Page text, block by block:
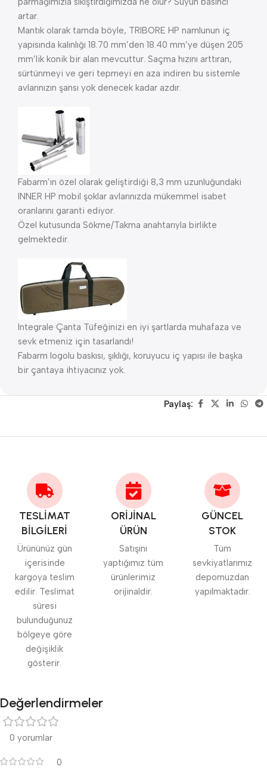
artar.
Mantık olarak tamda böyle, TRIBORE HP namlunun iç
yapısında kalınlığı 18.70 mm’den 18.40 mm’ye düşen 205
mm’lik konik bir alan mevcuttur. Saçma hızını arttıran,
sürtünmeyi ve geri tepmeyi en aza indiren bu sistemle
avlarınızın şansı yok denecek kadar azdır.
Fabarm’ın özel olarak geliştirdiği 8,3 mm uzunluğundaki
INNER HP mobil şoklar avlarınızda mükemmel isabet
oranlarını garanti ediyor.
Özel kutusunda Sökme/Takma anahtarıyla birlikte
gelmektedir.
Integrale Çanta Tüfeğinizi en iyi şartlarda muhafaza ve
sevk etmeniz için tasarlandı!
Fabarm logolu baskısı, şıklığı, koruyucu iç yapısı ile başka
bir çantaya ihtiyacınız yok.
Paylaş:
TESLİMAT
BİLGİLERİ
Ürününüz gün
içerisinde
kargoya teslim
edilir. Teslimat
süresi
bulunduğunuz
bölgeye göre
değişiklik
gösterir.
ORİJİNAL
ÜRÜN
Satışını
yaptığımız tüm
ürünlerimiz
orijinaldir.
GÜNCEL
STOK
Tüm
sevkiyatlarımız
depomuzdan
yapılmaktadır.
Değerlendirmeler
0 yorumlar
0